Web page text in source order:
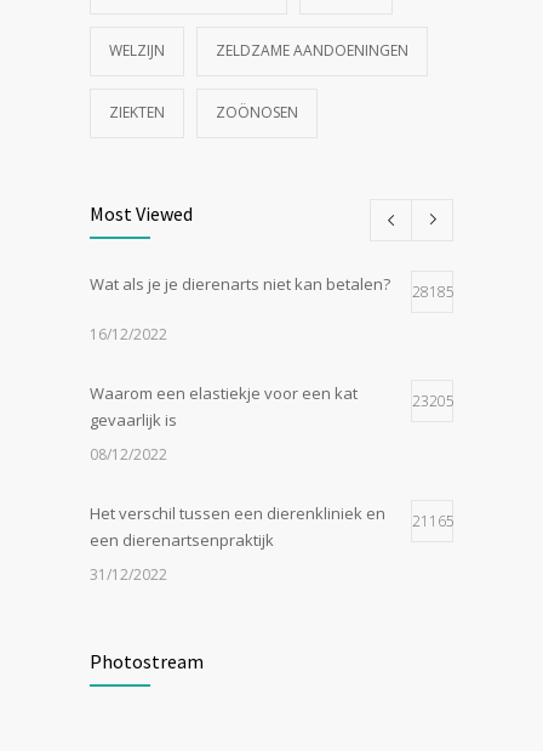
WELZIJN ZELDZAME AANDOENINGEN
ZIEKTEN ZOÖNOSEN
Most Viewed
Wat als je je dierenarts niet kan betalen? 28185
16/12/2022
Waarom een elastiekje voor een kat
gevaarlijk is
23205
08/12/2022
Het verschil tussen een dierenkliniek en
een dierenartsenpraktijk
21165
31/12/2022
24/07/2023
Photostream